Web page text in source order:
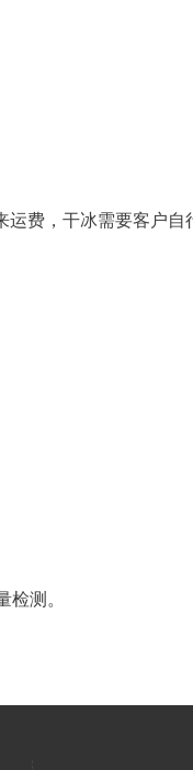
费，干冰需要客户自
测。